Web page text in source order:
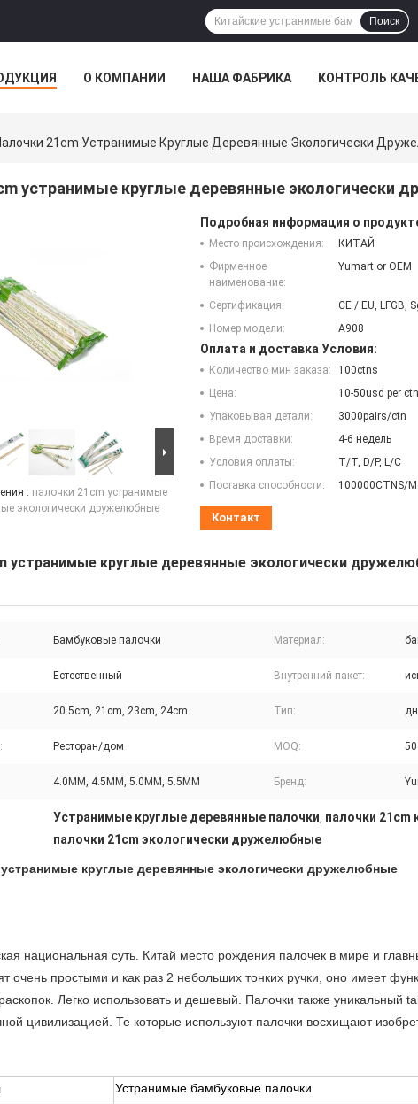
Поиск
О КОМПАНИИ НАША ФАБРИКА КОНТРОЛЬ
21cm Устранимые Круглые Деревянные Экологически
устранимые круглые деревянные экологически
: палочки 21cm устранимые
экологически дружелюбные
Подробная информация о
Место происхождения:
КИТАЙ
Фирменное
наименование:
Yumart or OEM
Сертификация:
CE / EU, LFGB,
Номер модели:
A908
Оплата и доставка Условия:
Количество мин заказа:
100ctns
Цена:
10-50usd per ctn
Упаковывая детали:
3000pairs/ctn
Время доставки:
4-6 недель
Условия оплаты:
T/T, D/P, L/C
Поставка способности:
100000CTNS/
Контакт
устранимые круглые деревянные экологически
Бамбуковые палочки Материал:
Естественный Внутренний пакет:
20.5cm, 21cm, 23cm, 24cm Тип:
Ресторан/дом MOQ:
4.0MM, 4.5MM, 5.0MM, 5.5MM Бренд:
Устранимые круглые деревянные палочки, палочки 21cm
палочки 21cm экологически дружелюбные
устранимые круглые деревянные экологически дружелюбные
национальная суть. Китай место рождения палочек в мире и
очень простыми и как раз 2 небольших тонких ручки, оно имеет
Легко использовать и дешевый. Палочки также уникальный
цивилизацией. Те которые используют палочки восхищают
Устранимые бамбуковые палочки